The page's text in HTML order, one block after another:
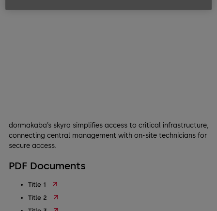
dormakaba’s skyra simplifies access to critical infrastructure,
connecting central management with on-site technicians for
secure access.
PDF Documents
Title 1
Title 2